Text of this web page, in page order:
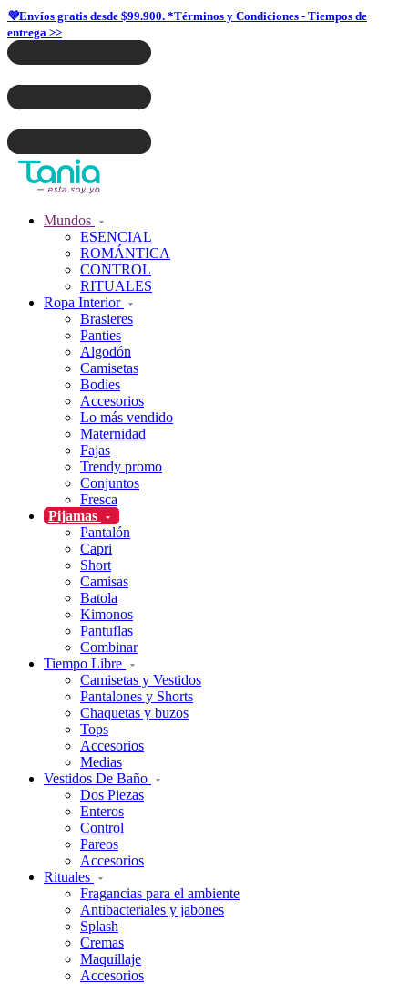
💜Envíos gratis desde $99.900. *Términos y Condiciones - Tiempos de
entrega >>
Mundos
ESENCIAL
ROMÁNTICA
CONTROL
RITUALES
Ropa Interior
Brasieres
Panties
Algodón
Camisetas
Bodies
Accesorios
Lo más vendido
Maternidad
Fajas
Trendy promo
Conjuntos
Fresca
Pijamas
Pantalón
Capri
Short
Camisas
Batola
Kimonos
Pantuflas
Combinar
Tiempo Libre
Camisetas y Vestidos
Pantalones y Shorts
Chaquetas y buzos
Tops
Accesorios
Medias
Vestidos De Baño
Dos Piezas
Enteros
Control
Pareos
Accesorios
Rituales
Fragancias para el ambiente
Antibacteriales y jabones
Splash
Cremas
Maquillaje
Accesorios